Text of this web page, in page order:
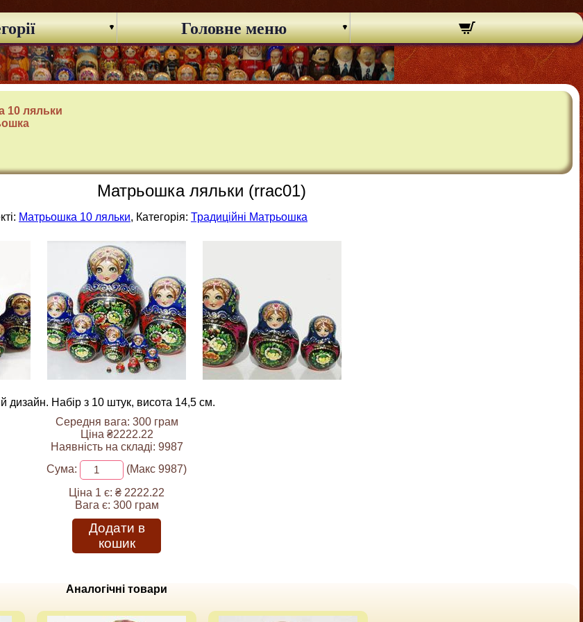
Головне меню
10 ляльки
Матрьошка ляльки (rrac01)
Матрьошка 10 ляльки, Категорія: Традиційні Матрьошка
дизайн. Набір з 10 штук, висота 14,5 см.
Середня вага: 300 грам
Ціна ₴2222.22
Наявність на складі: 9987
Сума:
(Макс 9987)
Ціна 1 є: ₴ 2222.22
Вага є: 300 грам
Додати в
кошик
Аналогічні товари